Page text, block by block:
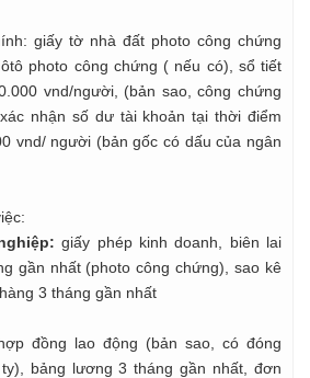
giấy tờ nhà đất photo công chứng
photo công chứng ( nếu có), sổ tiết
vnd/người, (bản sao, công chứng
nhận số dư tài khoản tại thời điểm
vnd/ người (bản gốc có dấu của ngân
giấy phép kinh doanh, biên lai
gần nhất (photo công chứng), sao kê
3 tháng gần nhất
đồng lao động (bản sao, có đóng
bảng lương 3 tháng gần nhất, đơn